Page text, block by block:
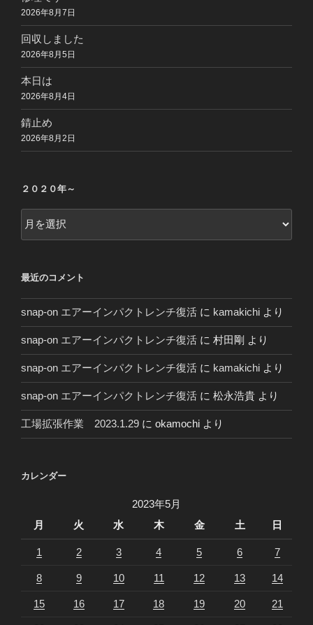
2026年8月7日
回収しました
2026年8月5日
本日は
2026年8月4日
錆止め
2026年8月2日
２０２０年～
０
年
～
最近のコメント
snap-on エアーインパクトレンチ復活 に kamakichi より
snap-on エアーインパクトレンチ復活 に 村田剛 より
snap-on エアーインパクトレンチ復活 に kamakichi より
snap-on エアーインパクトレンチ復活 に 松永浩貴 より
工場拡張作業 2023.1.29 に okamochi より
カレンダー
2023年5月
月
火 水 木 金 土 日
1 2 3 4 5 6 7
8 9 10 11 12 13 14
15 16 17 18 19 20 21